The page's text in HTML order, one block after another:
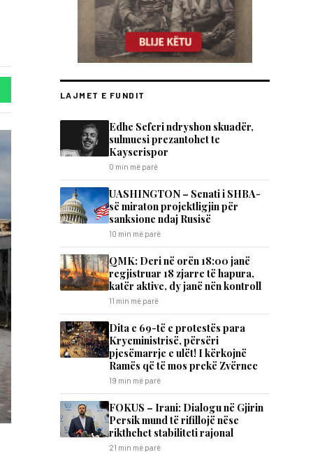
LAJMET E FUNDIT
Edhe Seferi ndryshon skuadër,
sulmuesi prezantohet te
Kayserispor
0 min më parë
UASHINGTON – Senati i SHBA-
së miraton projektligjin për
sanksione ndaj Rusisë
10 min më parë
QMK: Deri në orën 18:00 janë
regjistruar 18 zjarre të hapura,
katër aktive, dy janë nën kontroll
11 min më parë
Dita e 69-të e protestës para
Kryeministrisë, përsëri
pjesëmarrje e ulët! I kërkojnë
Ramës që të mos prekë Zvërnec
19 min më parë
FOKUS – Irani: Dialogu në Gjirin
Persik mund të rifillojë nëse
rikthehet stabiliteti rajonal
21 min më parë